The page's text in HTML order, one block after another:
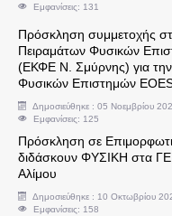
Πολιτογράφηση
Αναπληρωτές -
Φροντιστήρια
Μεταθέσεις -
Εμφανίσεις: 131
Πρόσκληση συμμετοχής
Πειραμάτων Φυσικών
(ΕΚΦΕ Ν. Σμύρνης) για
Φυσικών Επιστημών
Δημοσιεύθηκε : 05 Νοεμβρίου
Εμφανίσεις: 125
Πρόσκληση σε
διδάσκουν ΦΥΣΙΚΗ στα
Αλίμου
Δημοσιεύθηκε : 10 Οκτωβρίου
Εμφανίσεις: 158